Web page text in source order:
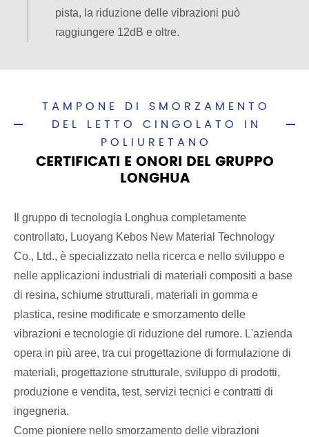
pista, la riduzione delle vibrazioni può
raggiungere 12dB e oltre.
TAMPONE DI SMORZAMENTO
DEL LETTO CINGOLATO IN
POLIURETANO
CERTIFICATI E ONORI DEL GRUPPO
LONGHUA
Il gruppo di tecnologia Longhua completamente
controllato, Luoyang Kebos New Material Technology
Co., Ltd., è specializzato nella ricerca e nello sviluppo e
nelle applicazioni industriali di materiali compositi a base
di resina, schiume strutturali, materiali in gomma e
plastica, resine modificate e smorzamento delle
vibrazioni e tecnologie di riduzione del rumore. L'azienda
opera in più aree, tra cui progettazione di formulazione di
materiali, progettazione strutturale, sviluppo di prodotti,
produzione e vendita, test, servizi tecnici e contratti di
ingegneria.
Come pioniere nello smorzamento delle vibrazioni